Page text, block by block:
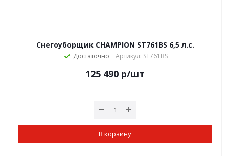
Снегоуборщик CHAMPION ST761BS 6,5 л.с.
Достаточно Артикул: ST761BS
125 490 р/шт
В корзину